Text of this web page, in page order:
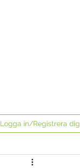
Logga in/Registrera dig